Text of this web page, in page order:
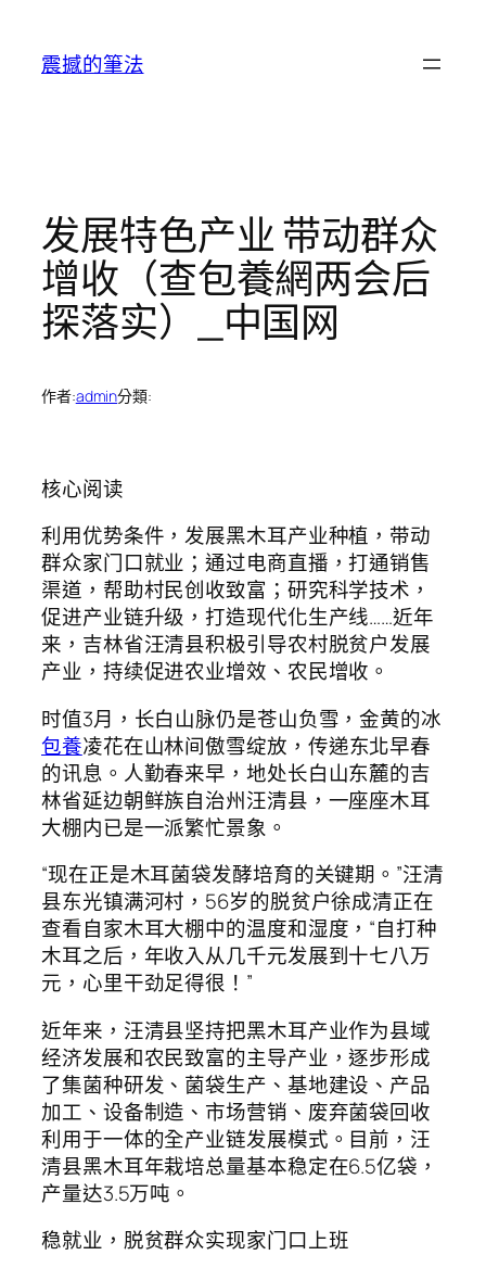
震撼的筆法
发展特色产业 带动群众
增收（查包養網两会后
探落实）_中国网
作者:admin分類:
核心阅读
利用优势条件，发展黑木耳产业种植，带动
群众家门口就业；通过电商直播，打通销售
渠道，帮助村民创收致富；研究科学技术，
促进产业链升级，打造现代化生产线……近年
来，吉林省汪清县积极引导农村脱贫户发展
产业，持续促进农业增效、农民增收。
时值3月，长白山脉仍是苍山负雪，金黄的冰
包養凌花在山林间傲雪绽放，传递东北早春
的讯息。人勤春来早，地处长白山东麓的吉
林省延边朝鲜族自治州汪清县，一座座木耳
大棚内已是一派繁忙景象。
“现在正是木耳菌袋发酵培育的关键期。”汪清
县东光镇满河村，56岁的脱贫户徐成清正在
查看自家木耳大棚中的温度和湿度，“自打种
木耳之后，年收入从几千元发展到十七八万
元，心里干劲足得很！”
近年来，汪清县坚持把黑木耳产业作为县域
经济发展和农民致富的主导产业，逐步形成
了集菌种研发、菌袋生产、基地建设、产品
加工、设备制造、市场营销、废弃菌袋回收
利用于一体的全产业链发展模式。目前，汪
清县黑木耳年栽培总量基本稳定在6.5亿袋，
产量达3.5万吨。
稳就业，脱贫群众实现家门口上班